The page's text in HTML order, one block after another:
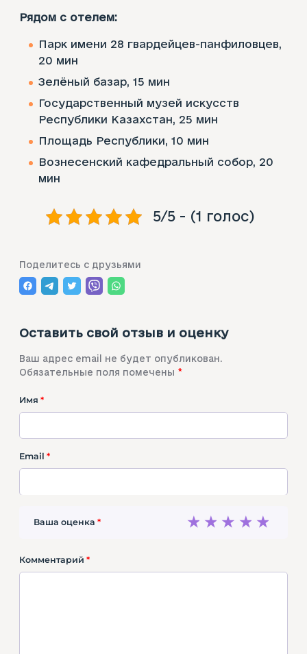
Рядом с отелем:
Парк имени 28 гвардейцев-панфиловцев,
20 мин
Зелёный базар, 15 мин
Государственный музей искусств
Республики Казахстан, 25 мин
Площадь Республики, 10 мин
Вознесенский кафедральный собор, 20
мин
5/5 - (1 голос)
Поделитесь с друзьями
Оставить свой отзыв и оценку
Ваш адрес email не будет опубликован.
Обязательные поля помечены *
Имя *
Email *
Ваша оценка * 4
3
2
1
Комментарий *